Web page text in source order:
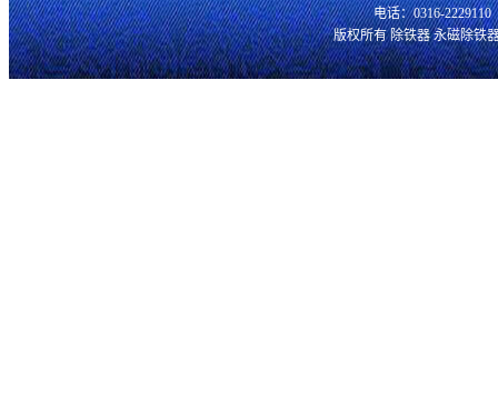
电话：0316-2229110
版权所有 除铁器 永磁除铁